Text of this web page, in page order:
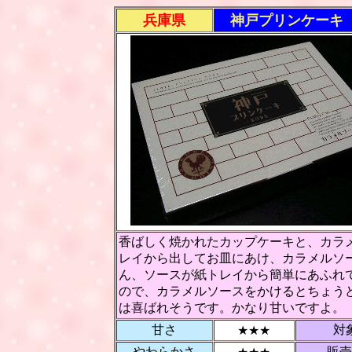
兵庫県 神戸プリンケーキ
香ばしく焼かれたカップケーキと、カ
レイから出してお皿にあけ、カラメル
ん、ソースが紙トレイから簡単にあふ
ので、カラメルソースをかけるとちょ
は喜ばれそうです。かなり甘いですよ。
甘さ
★★★
対